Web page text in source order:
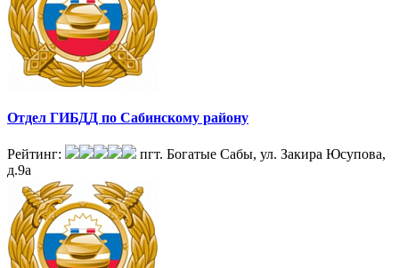
Отдел ГИБДД по Сабинскому району
Рейтинг:
пгт. Богатые Сабы, ул. Закира Юсупова,
д.9а